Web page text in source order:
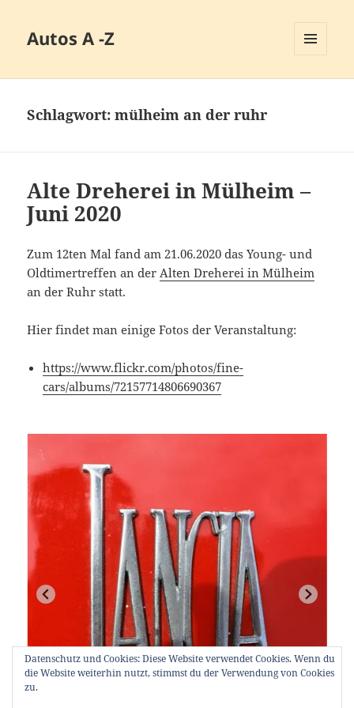
Autos A -Z
Schlagwort:mülheim an der ruhr
Alte Dreherei in Mülheim –
Juni 2020
Zum 12ten Mal fand am 21.06.2020 das Young- und
Oldtimertreffen an derAlten Dreherei in Mülheim
an der Ruhr statt.
Hier findet man einige Fotos der Veranstaltung:
https://www.flickr.com/photos/fine-
cars/albums/72157714806690367
Datenschutz und Cookies: Diese Website verwendet Cookies. Wenn du
die Website weiterhin nutzt, stimmst du der Verwendung von Cookies
zu.